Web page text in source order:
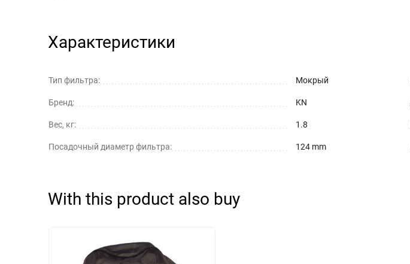
Характеристики
Тип фильтра: Мокрый
Бренд: KN
Вес, кг: 1.8
Посадочный диаметр фильтра: 124 mm
With this product also buy